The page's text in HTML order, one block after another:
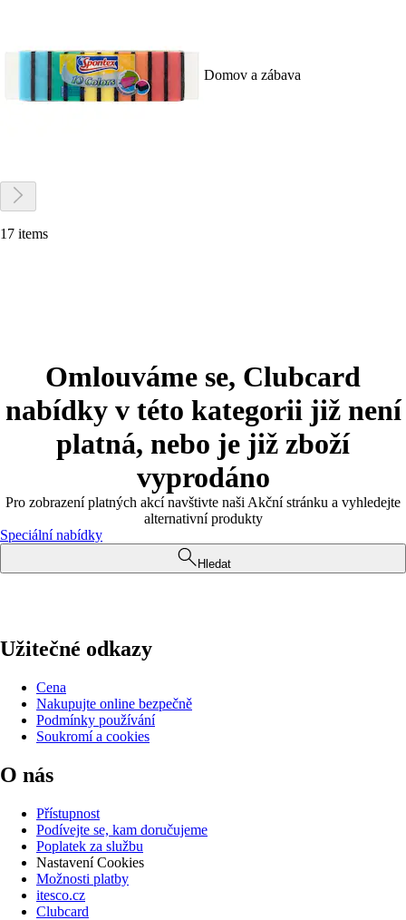
Domov a zábava
17 items
Omlouváme se, Clubcard
nabídky v této kategorii již není
platná, nebo je již zboží
vyprodáno
Pro zobrazení platných akcí navštivte naši Akční stránku a vyhledejte
alternativní produkty
Speciální nabídky
Hledat
Užitečné odkazy
Cena
Nakupujte online bezpečně
Podmínky používání
Soukromí a cookies
O nás
Přístupnost
Podívejte se, kam doručujeme
Poplatek za službu
Nastavení Cookies
Možnosti platby
itesco.cz
Clubcard